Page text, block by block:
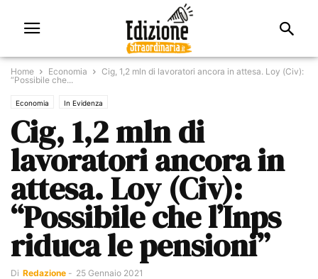
Home Economia
Cig, 1,2 mln di lavoratori ancora in attesa. Loy (Civ):
“Possibile che...
Economia In Evidenza
Cig, 1,2 mln di
lavoratori ancora in
attesa. Loy (Civ):
“Possibile che l’Inps
riduca le pensioni”
Di Redazione - 25 Gennaio 2021